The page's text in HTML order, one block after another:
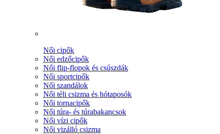
Női cipők
Női edzőcipők
Női flip-flopok és csúszdák
Női sportcipők
Női szandálok
Női téli csizma és hótaposók
Női tornacipők
Női túra- és túrabakancsok
Női vízi cipők
Női vizálló csizma